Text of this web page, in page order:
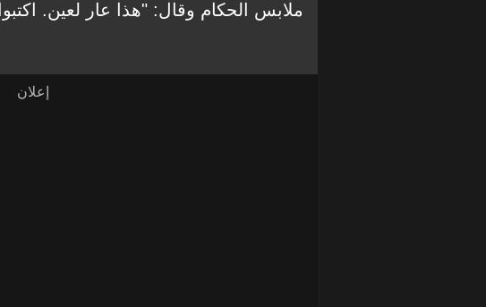
ملابس الحكام وقال: "هذا عار لعين.